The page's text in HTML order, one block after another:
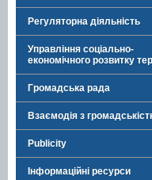
Регуляторна діяльність
Управління соціально-
економічного розвитку
Громадська рада
Взаємодія з
Publicity
Інформаційні ресурси